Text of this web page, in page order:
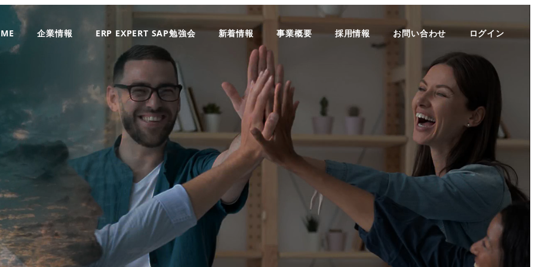
企業情報 ERP EXPERT SAP勉強会 新着情報 事業概要 採用情報 お問い合わせ ログイン